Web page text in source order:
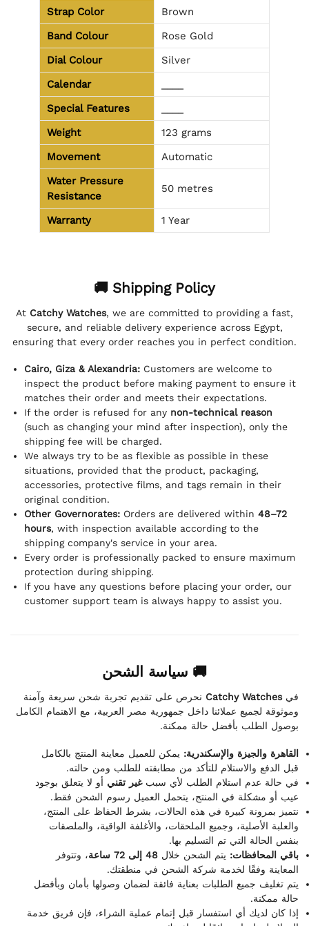
Strap Color
Brown
Band Colour
Rose Gold
Dial Colour
Silver
Calendar
Special Features
Weight
123 grams
Movement
Automatic
Water Pressure
Resistance
50 metres
Warranty 1 Year
🚚 Shipping Policy
At Catchy Watches, we are committed to providing a fast,
secure, and reliable delivery experience across Egypt,
ensuring that every order reaches you in perfect condition.
Cairo, Giza & Alexandria: Customers are welcome to
inspect the product before making payment to ensure it
matches their order and meets their expectations.
If the order is refused for any non-technical reason
(such as changing your mind after inspection), only the
shipping fee will be charged.
We always try to be as flexible as possible in these
situations, provided that the product, packaging,
accessories, protective films, and tags remain in their
original condition.
Other Governorates: Orders are delivered within 48–72
hours, with inspection available according to the
shipping company's service in your area.
Every order is professionally packed to ensure maximum
protection during shipping.
If you have any questions before placing your order, our
customer support team is always happy to assist you.
🚚 سياسة الشحن
فيCatchy Watches نحرص على تقديم تجربة شحن سريعة وآمنة
وموثوقة لجميع عملائنا داخل جمهورية مصر العربية، مع الاهتمام الكامل
بوصول الطلب بأفضل حالة ممكنة.
القاهرة والجيزة والإسكندرية: يمكن للعميل معاينة المنتج بالكامل
قبل الدفع والاستلام للتأكد من مطابقته للطلب ومن حالته.
في حالة عدم استلام الطلب لأي سببغير تقني أو لا يتعلق بوجود
عيب أو مشكلة في المنتج، يتحمل العميل رسوم الشحن فقط.
نتميز بمرونة كبيرة في هذه الحالات، بشرط الحفاظ على المنتج،
والعلبة الأصلية، وجميع الملحقات، والأغلفة الواقية، والملصقات
بنفس الحالة التي تم التسليم بها.
باقي المحافظات: يتم الشحن خلال 48 إلى 72 ساعة
، وتتوفر
المعاينة وفقًا لخدمة شركة الشحن في منطقتك.
يتم تغليف جميع الطلبات بعناية فائقة لضمان وصولها بأمان وبأفضل
حالة ممكنة.
إذا كان لديك أي استفسار قبل إتمام عملية الشراء، فإن فريق خدمة